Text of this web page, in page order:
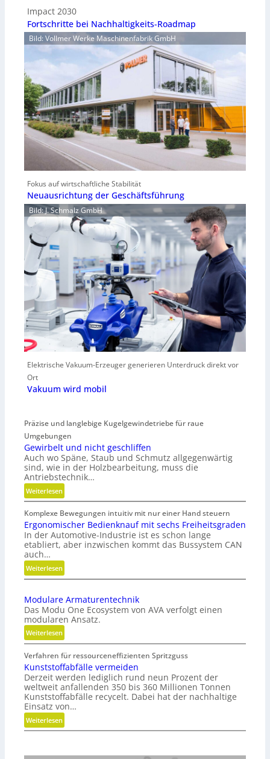
Impact 2030
Fortschritte bei Nachhaltigkeits-Roadmap
Bild: Vollmer Werke Maschinenfabrik GmbH
Fokus auf wirtschaftliche Stabilität
Neuausrichtung der Geschäftsführung
Bild: J. Schmalz GmbH
Elektrische Vakuum-Erzeuger generieren Unterdruck direkt vor
Ort
Vakuum wird mobil
Präzise und langlebige Kugelgewindetriebe für raue
Umgebungen
Gewirbelt und nicht geschliffen
Auch wo Späne, Staub und Schmutz allgegenwärtig
sind, wie in der Holzbearbeitung, muss die
Antriebstechnik…
Weiterlesen:
G
e
w
i
r
b
e
l
u
n
d
n
c
h
t
g
e
s
c
l
Komplexe Bewegungen intuitiv mit nur einer Hand steuern
Ergonomischer Bedienknauf mit sechs Freiheitsgraden
In der Automotive-Industrie ist es schon lange
etabliert, aber inzwischen kommt das Bussystem CAN
auch…
Weiterlesen:
E
g
o
n
o
i
s
c
h
e
r
B
Modulare Armaturentechnik
Das Modu One Ecosystem von AVA verfolgt einen
modularen Ansatz.
Weiterlesen:
M
o
d
u
l
a
r
e
Verfahren für ressourceneffizienten Spritzguss
Kunststoffabfälle vermeiden
Derzeit werden lediglich rund neun Prozent der
weltweit anfallenden 350 bis 360 Millionen Tonnen
Kunststoffabfälle recycelt. Dabei hat der nachhaltige
Einsatz von…
Weiterlesen:
K
n